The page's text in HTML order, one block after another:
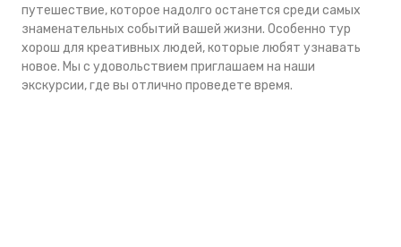
путешествие, которое надолго останется среди самых
знаменательных событий вашей жизни. Особенно тур
хорош для креативных людей, которые любят узнавать
новое. Мы с удовольствием приглашаем на наши
экскурсии, где вы отлично проведете время.